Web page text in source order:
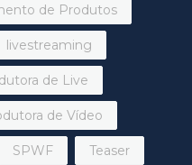
de Produtos
livestreaming
de Live
de Vídeo
SPWF Teaser